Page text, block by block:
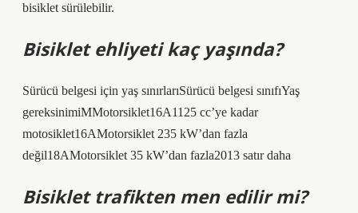
bisiklet sürülebilir.
Bisiklet ehliyeti kaç yaşında?
Sürücü belgesi için yaş sınırlarıSürücü belgesi sınıfıYaş
gereksinimiMMotorsiklet16A1125 cc’ye kadar
motosiklet16AMotorsiklet 235 kW’dan fazla
değil18AMotorsiklet 35 kW’dan fazla2013 satır daha
Bisiklet trafikten men edilir mi?